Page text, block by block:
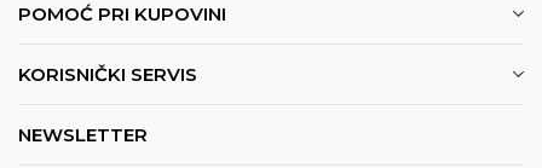
POMOĆ PRI KUPOVINI
KORISNIČKI SERVIS
NEWSLETTER